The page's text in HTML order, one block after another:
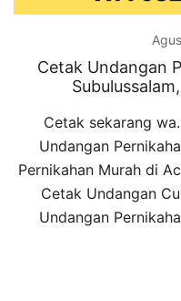
Cetak Undangan
Cetak sekarang
Undangan
Pernikahan Murah di
Cetak Undangan
Undangan